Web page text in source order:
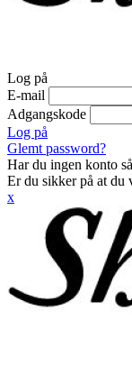
Log på
E-mail
Adgangskode
Log på
Glemt password?
Har du ingen konto så
Er du sikker på at du
x